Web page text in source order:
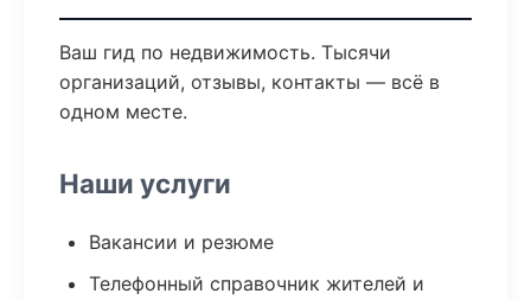
Ваш гид по недвижимость. Тысячи
организаций, отзывы, контакты — всё в
одном месте.
Наши услуги
Вакансии и резюме
Телефонный справочник жителей и